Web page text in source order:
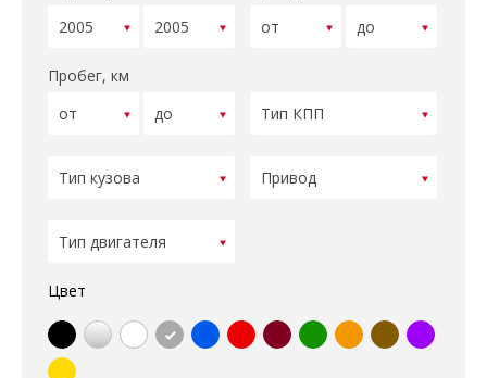
Пробег, км
Цвет